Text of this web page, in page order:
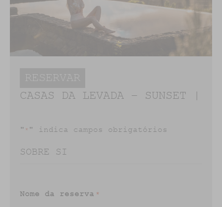
RESERVAR
CASAS DA LEVADA – SUNSET |
" * " indica campos obrigatórios
SOBRE SI
Nome da reserva *